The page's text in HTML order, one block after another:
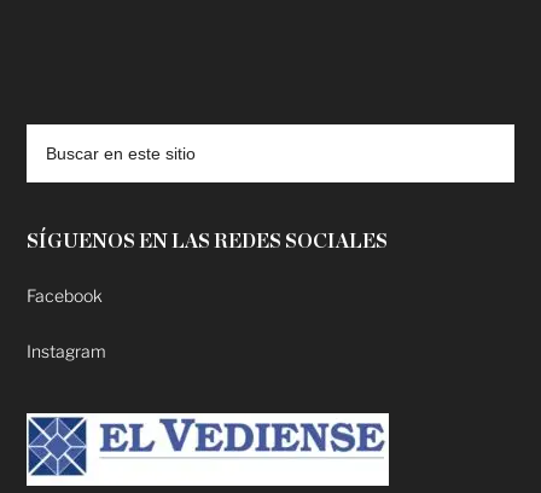
SÍGUENOS EN LAS REDES SOCIALES
Facebook
Instagram